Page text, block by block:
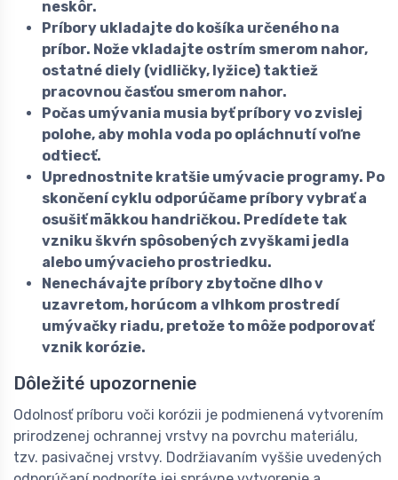
neskôr.
Príbory ukladajte do košíka určeného na
príbor. Nože vkladajte ostrím smerom nahor,
ostatné diely (vidličky, lyžice) taktiež
pracovnou časťou smerom nahor.
Počas umývania musia byť príbory vo zvislej
polohe, aby mohla voda po opláchnutí voľne
odtiecť.
Uprednostnite kratšie umývacie programy. Po
skončení cyklu odporúčame príbory vybrať a
osušiť mäkkou handričkou. Predídete tak
vzniku škvŕn spôsobených zvyškami jedla
alebo umývacieho prostriedku.
Nenechávajte príbory zbytočne dlho v
uzavretom, horúcom a vlhkom prostredí
umývačky riadu, pretože to môže podporovať
vznik korózie.
Dôležité upozornenie
Odolnosť príboru voči korózii je podmienená vytvorením
prirodzenej ochrannej vrstvy na povrchu materiálu,
tzv. pasivačnej vrstvy. Dodržiavaním vyššie uvedených